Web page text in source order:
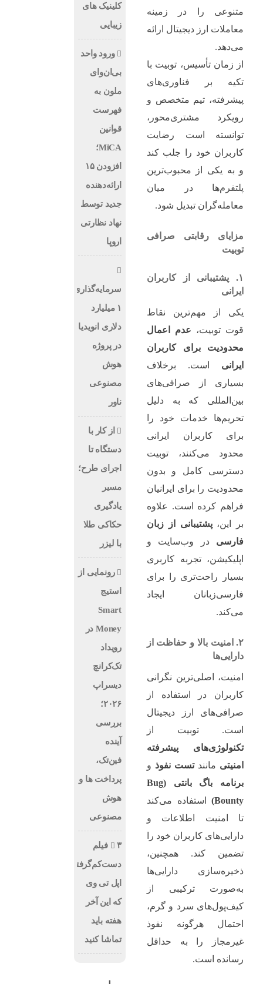
متنوعی را در زمینه
معاملات ارز دیجیتال ارائه
می‌دهد.
از زمان تأسیس، توبیت با
تکیه بر فناوری‌های
پیشرفته، تیم متخصص و
رویکرد مشتری‌محور،
توانسته است رضایت
کاربران خود را جلب کند
و به یکی از محبوب‌ترین
پلتفرم‌ها در میان
معامله‌گران تبدیل شود.
مزایای رقابتی صرافی
توبیت
۱. پشتیبانی از کاربران
ایرانی
یکی از مهم‌ترین نقاط
قوت توبیت، عدم اعمال
محدودیت برای کاربران
ایرانی است. برخلاف
بسیاری از صرافی‌های
بین‌المللی که به دلیل
تحریم‌ها خدمات خود را
برای کاربران ایرانی
محدود می‌کنند، توبیت
دسترسی کامل و بدون
محدودیت را برای ایرانیان
فراهم کرده است. علاوه
بر این،پشتیبانی از زبان
فارسی در وب‌سایت و
اپلیکیشن، تجربه کاربری
بسیار راحت‌تری را برای
فارسی‌زبانان ایجاد
می‌کند.
۲. امنیت بالا و حفاظت از
دارایی‌ها
امنیت، اصلی‌ترین نگرانی
کاربران در استفاده از
صرافی‌های ارز دیجیتال
است. توبیت از
تکنولوژی‌های پیشرفته
امنیتی مانندتست نفوذ و
برنامه باگ بانتی (Bug
Bounty) استفاده می‌کند
تا امنیت اطلاعات و
دارایی‌های کاربران خود را
تضمین کند. همچنین،
ذخیره‌سازی دارایی‌ها
به‌صورت ترکیبی از
کیف‌پول‌های سرد و گرم،
احتمال هرگونه نفوذ
غیرمجاز را به حداقل
رسانده است.
کلینیک های
زیبایی
ورود واحد
بی‌ان‌وای
ملون به
فهرست
قوانین
MiCA؛
افزودن ۱۵
ارائه‌دهنده
جدید توسط
نهاد نظارتی
اروپا
سرمایه‌گذاری
۱ میلیارد
دلاری انویدیا
در پروژه
هوش
مصنوعی
ناور
از کار با
دستگاه تا
اجرای طرح؛
مسیر
یادگیری
حکاکی طلا
با لیزر
رونمایی از
استیج
Smart
Money در
رویداد
تک‌کرانچ
دیسراپ
۲۰۲۶؛
بررسی
آینده
فین‌تک،
پرداخت‌ ها و
هوش
مصنوعی
۳ فیلم
دست‌کم‌گرفته‌شده
اپل تی وی
که این آخر
هفته باید
تماشا کنید